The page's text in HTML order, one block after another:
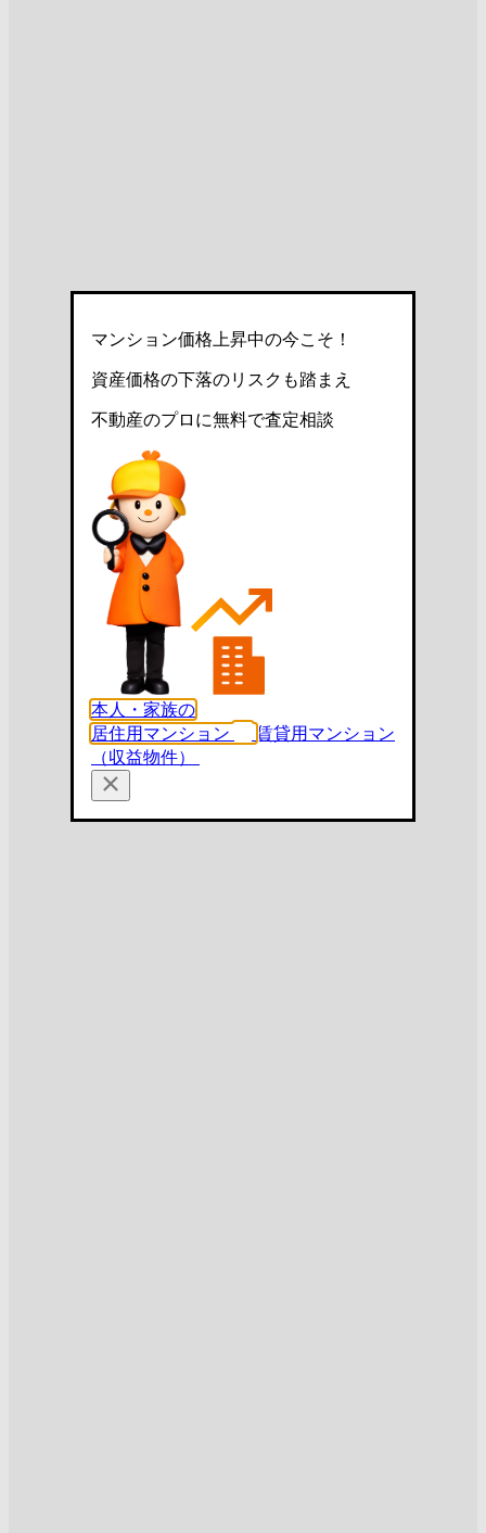
マンション価格上昇中の今こそ！
資産価格の下落のリスクも踏まえ
不動産のプロに無料で査定相談
本人・家族の
居住用マンション
賃貸用マンション
（収益物件）